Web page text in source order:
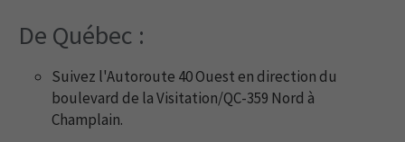
De Québec :
Suivez l'Autoroute 40 Ouest en direction du
boulevard de la Visitation/QC-359 Nord à
Champlain.